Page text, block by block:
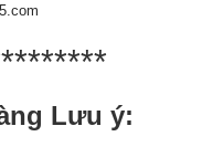
Lưu ý: